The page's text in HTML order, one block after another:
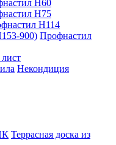
Н60
Н75
Н114
Профнастил
Некондиция
Террасная доска из